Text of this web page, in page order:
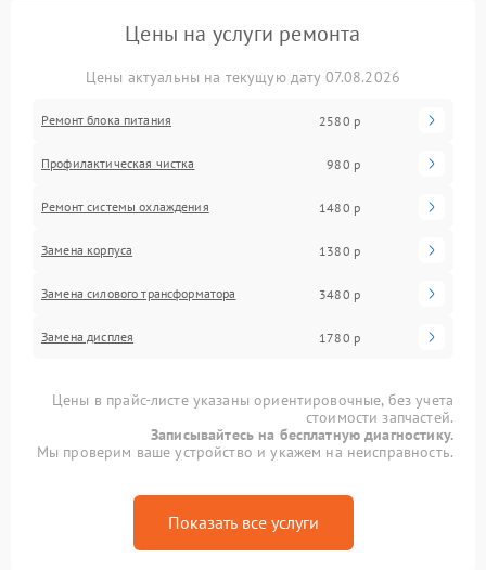
Цены на услуги ремонта
Цены актуальны на текущую дату 07.08.2026
Ремонт блока питания 2580 р
Профилактическая чистка 980 р
Ремонт системы охлаждения 1480 р
Замена корпуса 1380 р
Замена силового трансформатора 3480 р
Замена дисплея 1780 р
Цены в прайс-листе указаны ориентировочные, без учета
стоимости запчастей.
Записывайтесь на бесплатную диагностику.
Мы проверим ваше устройство и укажем на неисправность.
Показать все услуги